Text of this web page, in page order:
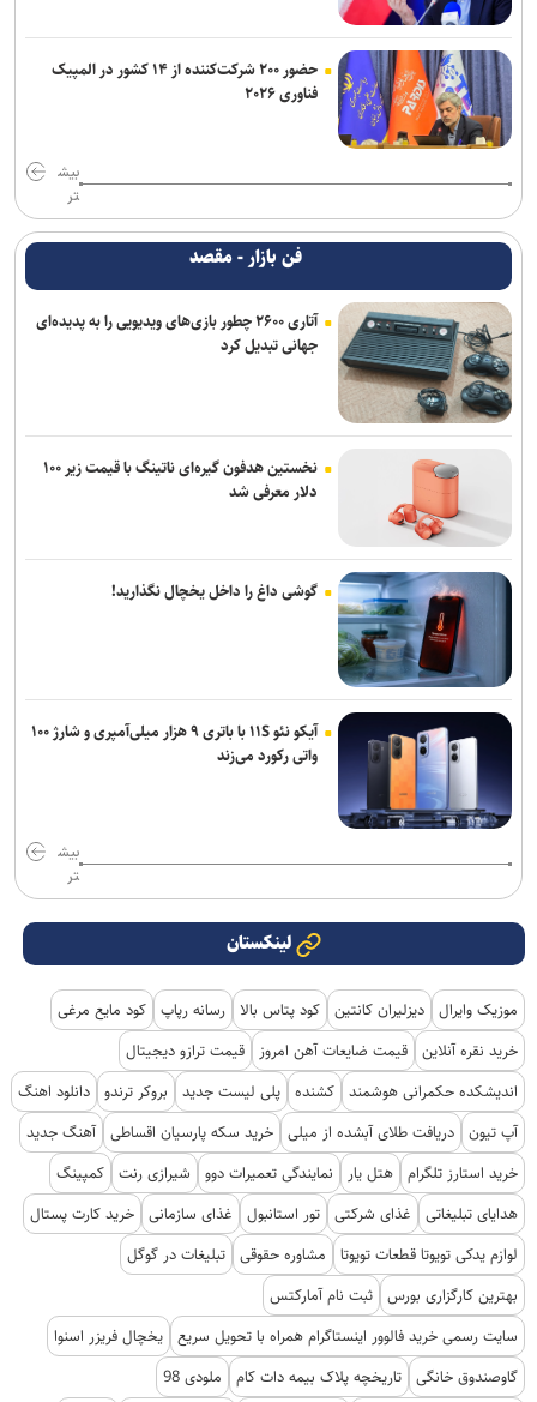
حضور ۲۰۰ شرکت‌کننده از ۱۴ کشور در المپیک
فناوری ۲۰۲۶
بیش
تر
فن بازار - مقصد
آتاری ۲۶۰۰ چطور بازی‌های ویدیویی را به پدیده‌ای
جهانی تبدیل کرد
نخستین هدفون گیره‌ای ناتینگ با قیمت زیر ۱۰۰
دلار معرفی شد
گوشی داغ را داخل یخچال نگذارید!
آیکو نئو ۱۱S با باتری ۹ هزار میلی‌آمپری و شارژ ۱۰۰
واتی رکورد می‌زند
بیش
تر
لینکستان
موزیک وایرال دیزلیران کانتین کود پتاس بالا رسانه رپاپ کود مایع مرغی
خرید نقره آنلاین قیمت ضایعات آهن امروز
قیمت ترازو دیجیتال
اندیشکده حکمرانی هوشمند کشنده پلی لیست جدید بروکر ترندو دانلود اهنگ
آپ تیون دریافت طلای آبشده از میلی خرید سکه پارسیان اقساطی آهنگ جدید
خرید استارز تلگرام هتل یار نمایندگی تعمیرات دوو شیرازی رنت کمپینگ
هدایای تبلیغاتی
غذای شرکتی تور استانبول غذای سازمانی خرید کارت پستال
لوازم یدکی تویوتا قطعات تویوتا
مشاوره حقوقی تبلیغات در گوگل
بهترین کارگزاری بورس ثبت نام آمارکتس
سایت رسمی خرید فالوور اینستاگرام همراه با تحویل سریع یخچال فریزر اسنوا
گاوصندوق خانگی تاریخچه پلاک بیمه دات کام ملودی 98